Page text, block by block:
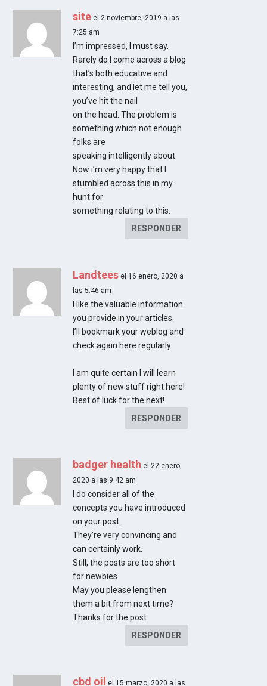
site el 2 noviembre, 2019 a las
7:25 am
I’m impressed, I must say.
Rarely do I come across a blog
that’s both educative and
interesting, and let me tell you,
you’ve hit the nail
on the head. The problem is
something which not enough
folks are
speaking intelligently about.
Now i’m very happy that I
stumbled across this in my
hunt for
something relating to this.
RESPONDER
Landtees el 16 enero, 2020 a
las 5:46 am
I like the valuable information
you provide in your articles.
I’ll bookmark your weblog and
check again here regularly.
I am quite certain I will learn
plenty of new stuff right here!
Best of luck for the next!
RESPONDER
badger health el 22 enero,
2020 a las 9:42 am
I do consider all of the
concepts you have introduced
on your post.
They’re very convincing and
can certainly work.
Still, the posts are too short
for newbies.
May you please lengthen
them a bit from next time?
Thanks for the post.
RESPONDER
cbd oil el 15 marzo, 2020 a las